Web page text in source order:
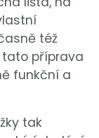
též
tato příprava
funkční a
tak